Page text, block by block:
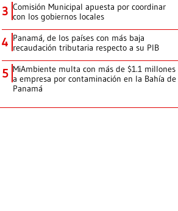
3 Comisión Municipal apuesta por coordinar
con los gobiernos locales
4 Panamá, de los países con más baja
recaudación tributaria respecto a su PIB
5 MiAmbiente multa con más de $1.1 millones
a empresa por contaminación en la Bahía de
Panamá